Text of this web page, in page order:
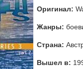
Оригинал:
Жанры:
Страна:
Вышел в: